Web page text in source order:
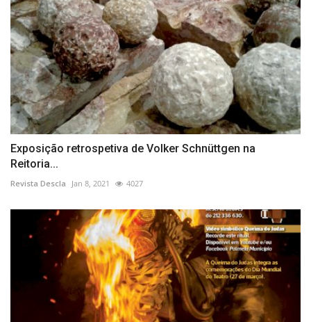
Exposição retrospetiva de Volker Schnüttgen na
Reitoria...
Revista Descla Jan 8, 2021 4027